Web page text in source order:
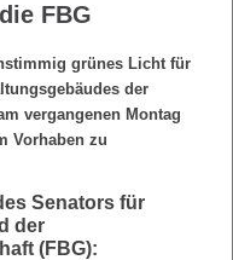
FBG
grünes Licht für
der
vergangenen Montag
Vorhaben zu
Senators für
der
(FBG):